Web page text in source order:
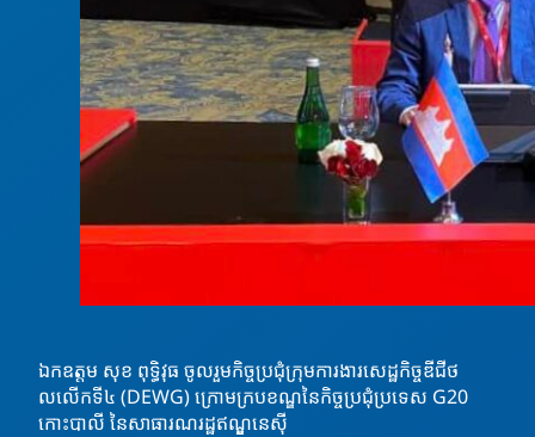
ឯកឧត្តម សុខ ពុទ្ធិវុធ ចូលរួមកិច្ចប្រជុំក្រុមការងារសេដ្ឋកិច្ចឌីជីថ
លលើកទី៤ (DEWG) ក្រោមក្របខណ្ឌនៃកិច្ចប្រជុំប្រទេស G20
កោះបាលី នៃសាធារណរដ្ឋឥណ្ឌូនេស៊ី